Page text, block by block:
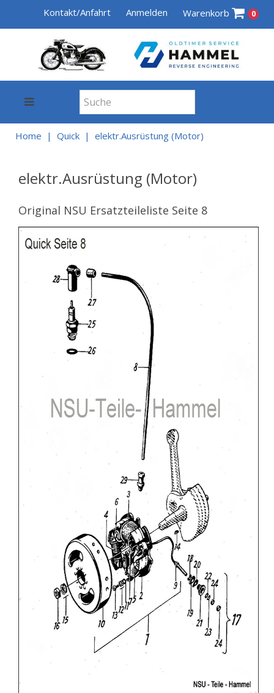
Kontakt/Anfahrt Anmelden Warenkorb 0
Home Quick elektr.Ausrüstung (Motor)
elektr.Ausrüstung (Motor)
Original NSU Ersatzteileliste Seite 8